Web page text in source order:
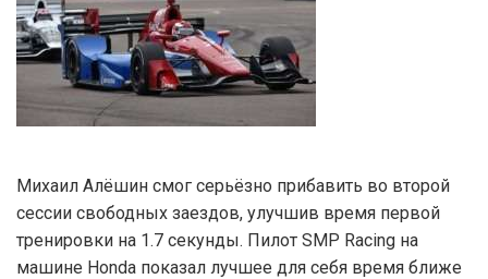
Михаил Алёшин смог серьёзно прибавить во второй
сессии свободных заездов, улучшив время первой
тренировки на 1.7 секунды. Пилот SMP Racing на
машине Honda показал лучшее для себя время ближе